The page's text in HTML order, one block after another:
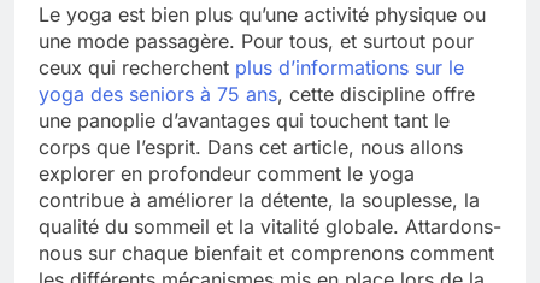
Le yoga est bien plus qu’une activité physique ou
une mode passagère. Pour tous, et surtout pour
ceux qui recherchent plus d’informations sur le
yoga des seniors à 75 ans, cette discipline offre
une panoplie d’avantages qui touchent tant le
corps que l’esprit. Dans cet article, nous allons
explorer en profondeur comment le yoga
contribue à améliorer la détente, la souplesse, la
qualité du sommeil et la vitalité globale. Attardons-
nous sur chaque bienfait et comprenons comment